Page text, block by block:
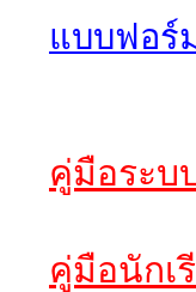
แบบฟอร์
คู่มือระบ
คู่มือนักเ